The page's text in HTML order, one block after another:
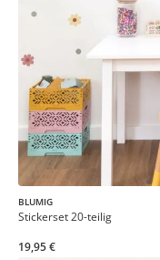
BLUMIG
Stickerset 20-teilig
19,95 €